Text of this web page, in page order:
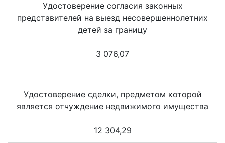
Удостоверение согласия законных
представителей на выезд несовершеннолетних
детей за границу
3 076,07
Удостоверение сделки, предметом которой
является отчуждение недвижимого имущества
12 304,29